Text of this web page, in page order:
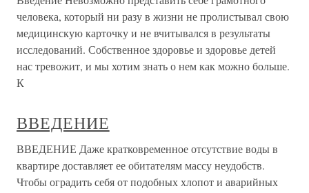
человека, который ни разу в жизни не пролистывал свою
медицинскую карточку и не вчитывался в результаты
исследований. Собственное здоровье и здоровье детей
нас тревожит, и мы хотим знать о нем как можно больше.
К
ВВЕДЕНИЕ
ВВЕДЕНИЕ Даже кратковременное отсутствие воды в
квартире доставляет ее обитателям массу неудобств.
Чтобы оградить себя от подобных хлопот и аварийных